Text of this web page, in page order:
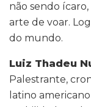
não sendo
arte de voar.
do mundo.
Luiz Thadeu
Palestrante,
latino